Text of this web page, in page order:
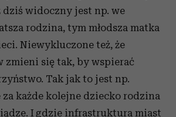
widoczny jest np. we
rodzina, tym młodsza matka
Niewykluczone też, że
zmieni się tak, by wspierać
Tak jak to jest np.
każde kolejne dziecko rodzina
I gdzie infrastruktura miast